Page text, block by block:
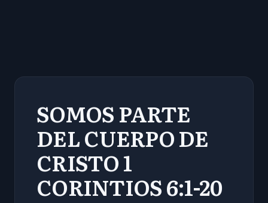
SOMOS PARTE
DEL CUERPO DE
CRISTO 1
CORINTIOS 6:1-20